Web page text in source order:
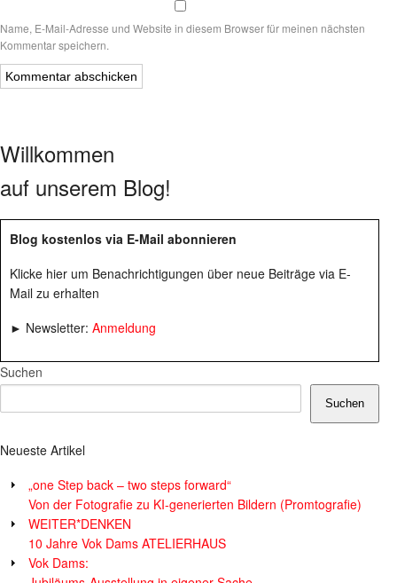
Name, E-Mail-Adresse und Website in diesem Browser für meinen nächsten
Kommentar speichern.
Willkommen
auf unserem Blog!
Blog kostenlos via E-Mail abonnieren
Klicke hier um Benachrichtigungen über neue Beiträge via E-
Mail zu erhalten
► Newsletter: Anmeldung
Suchen
Suchen
Neueste Artikel
„one Step back – two steps forward“
Von der Fotografie zu KI-generierten Bildern (Promtografie)
WEITER*DENKEN
10 Jahre Vok Dams ATELIERHAUS
Vok Dams: